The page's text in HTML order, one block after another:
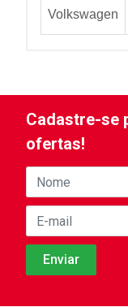
Volkswagen
Cadastre-se
ofertas!